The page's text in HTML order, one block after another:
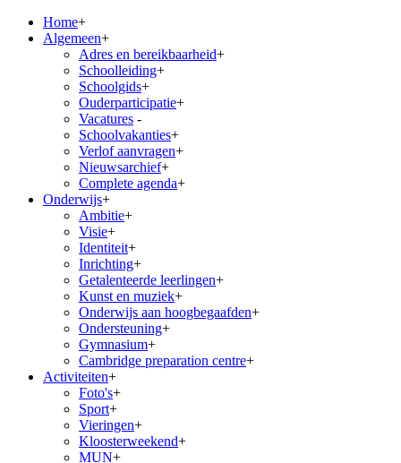
Home+
Algemeen+
Adres en bereikbaarheid+
Schoolleiding+
Schoolgids+
Ouderparticipatie+
Vacatures -
Schoolvakanties+
Verlof aanvragen+
Nieuwsarchief+
Complete agenda+
Onderwijs+
Ambitie+
Visie+
Identiteit+
Inrichting+
Getalenteerde leerlingen+
Kunst en muziek+
Onderwijs aan hoogbegaafden+
Ondersteuning+
Gymnasium+
Cambridge preparation centre+
Activiteiten+
Foto's+
Sport+
Vieringen+
Kloosterweekend+
MUN+